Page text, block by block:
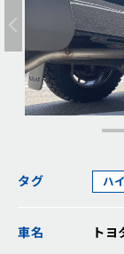
タグ ハ
車名 ト